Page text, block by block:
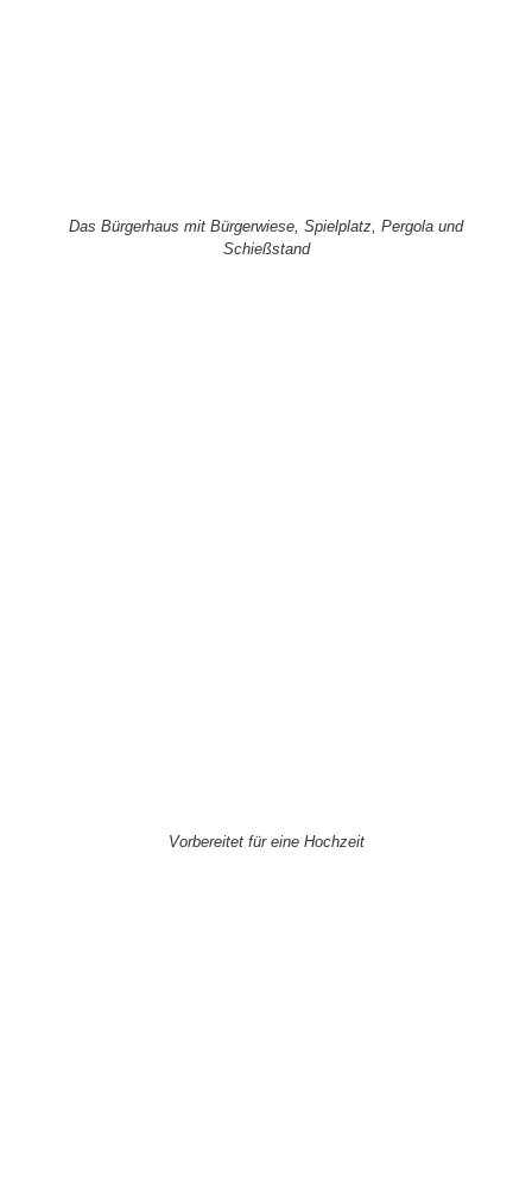
Das Bürgerhaus mit Bürgerwiese, Spielplatz, Pergola und
Schießstand
Vorbereitet für eine Hochzeit